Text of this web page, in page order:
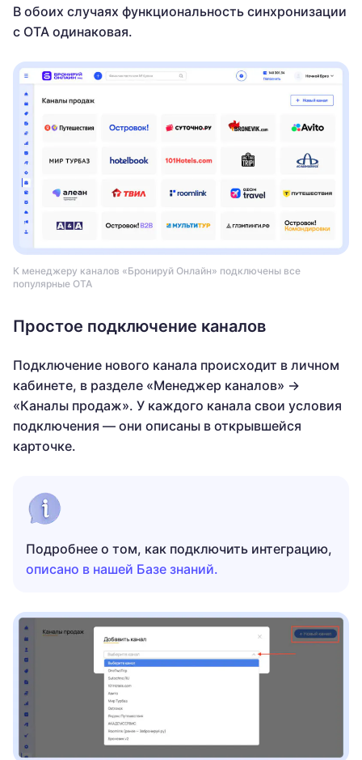
В обоих случаях функциональность синхронизации
с OTA одинаковая.
К менеджеру каналов «Бронируй Онлайн» подключены все
популярные OTA
Простое подключение каналов
Подключение нового канала происходит в личном
кабинете, в разделе «Менеджер каналов» →
«Каналы продаж». У каждого канала свои условия
подключения — они описаны в открывшейся
карточке.
Подробнее о том, как подключить интеграцию,
описано в нашей Базе знаний.